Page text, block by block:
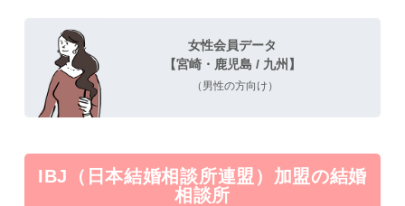
女性会員データ
【宮崎・鹿児島 / 九州】
（男性の方向け）
IBJ（日本結婚相談所連盟）加盟の結婚
相談所